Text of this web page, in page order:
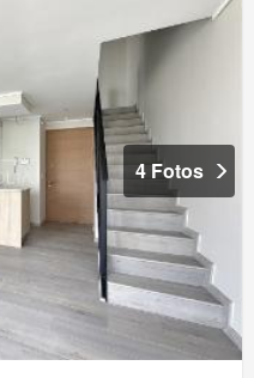
4 Fotos